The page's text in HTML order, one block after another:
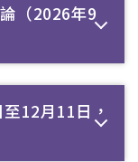
（2026年9
12月11日，